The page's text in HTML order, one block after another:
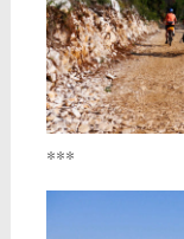
***